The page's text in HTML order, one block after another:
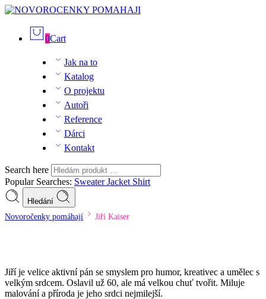
0Cart
Jak na to
Katalog
O projektu
Autoři
Reference
Dárci
Kontakt
Search here
Popular Searches: SweaterJacket Shirt
Hledání
Novoročenky pomáhají Jiří Kaiser
Jiří je velice aktivní pán se smyslem pro humor, kreativec a umělec s
velkým srdcem. Oslavil už 60, ale má velkou chuť tvořit. Miluje
malování a příroda je jeho srdci nejmilejší.